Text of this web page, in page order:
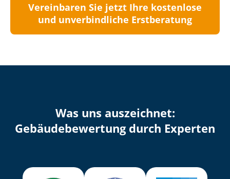
Vereinbaren Sie jetzt Ihre kostenlose
und unverbindliche Erstberatung
Was uns auszeichnet:
Ge­bäu­de­be­wer­tung durch Experten